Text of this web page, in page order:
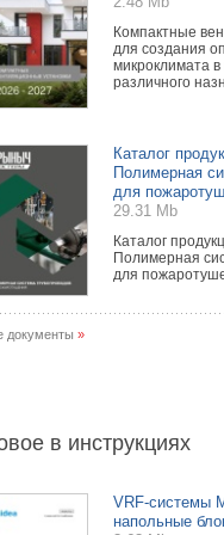
Компактные
для создания
микроклимата
различного
Каталог
Полимерная
для
29.31 Mb
Каталог
Полимерная
для
документы »
в инструкциях
VRF-системы
напольные